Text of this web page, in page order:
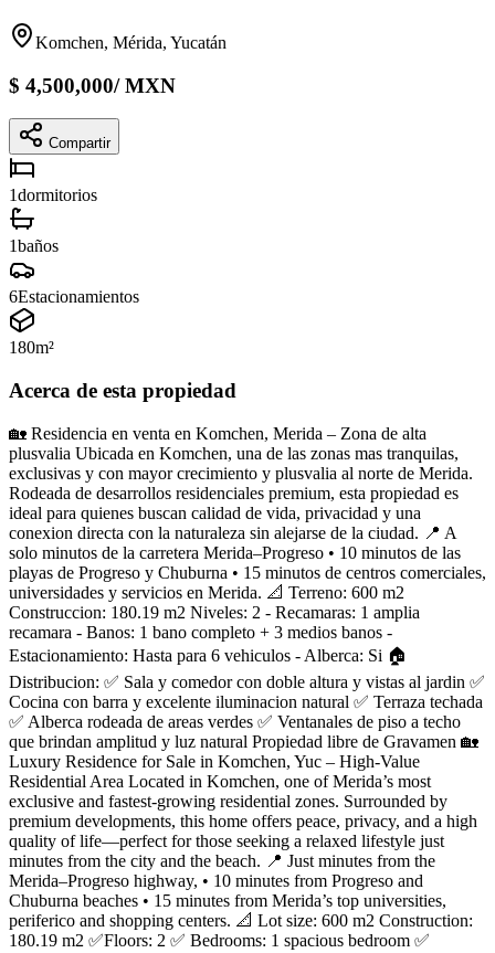
Komchen, Mérida, Yucatán
$ 4,500,000/MXN
Compartir
1dormitorios
1baños
6Estacionamientos
180m²
Acerca de esta propiedad
🏡 Residencia en venta en Komchen, Merida – Zona de alta
plusvalia Ubicada en Komchen, una de las zonas mas tranquilas,
exclusivas y con mayor crecimiento y plusvalia al norte de Merida.
Rodeada de desarrollos residenciales premium, esta propiedad es
ideal para quienes buscan calidad de vida, privacidad y una
conexion directa con la naturaleza sin alejarse de la ciudad. 📍 A
solo minutos de la carretera Merida–Progreso • 10 minutos de las
playas de Progreso y Chuburna • 15 minutos de centros comerciales,
universidades y servicios en Merida. 📐 Terreno: 600 m2
Construccion: 180.19 m2 Niveles: 2 - Recamaras: 1 amplia
recamara - Banos: 1 bano completo + 3 medios banos -
Estacionamiento: Hasta para 6 vehiculos - Alberca: Si 🏠
Distribucion: ✅ Sala y comedor con doble altura y vistas al jardin ✅
Cocina con barra y excelente iluminacion natural ✅ Terraza techada
✅ Alberca rodeada de areas verdes ✅ Ventanales de piso a techo
que brindan amplitud y luz natural Propiedad libre de Gravamen 🏡
Luxury Residence for Sale in Komchen, Yuc – High-Value
Residential Area Located in Komchen, one of Merida’s most
exclusive and fastest-growing residential zones. Surrounded by
premium developments, this home offers peace, privacy, and a high
quality of life—perfect for those seeking a relaxed lifestyle just
minutes from the city and the beach. 📍 Just minutes from the
Merida–Progreso highway, • 10 minutes from Progreso and
Chuburna beaches • 15 minutes from Merida’s top universities,
periferico and shopping centers. 📐 Lot size: 600 m2 Construction:
180.19 m2 ✅Floors: 2 ✅ Bedrooms: 1 spacious bedroom ✅